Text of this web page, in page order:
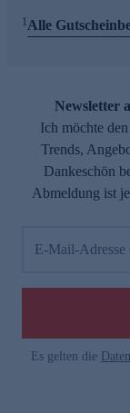
1Alle
Newsletter
Ich möchte
Trends,
Dankeschön
Abmeldung ist
E-Mail-Adresse
Es gelten die